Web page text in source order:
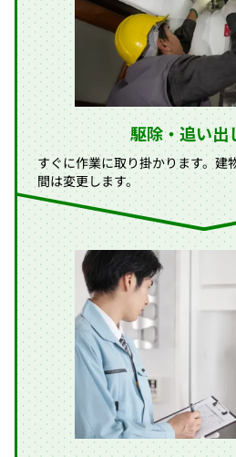
駆除・追い出
すぐに作業に取り掛かります。建
間は変更します。